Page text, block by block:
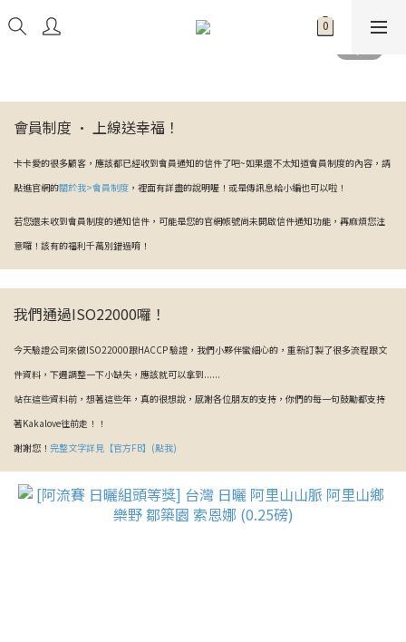
會員制度 · 上線送幸福！
卡卡愛的很多顧客，應該都已經收到會員通知的信件了吧~如果還不太知道會員制度的內容，請
點進官網的關於我>會員制度 ，裡面有詳盡的說明喔！或是傳訊息給小編也可以啦！
若您還未收到會員制度的通知信件，可能是您的官網帳號尚未開啟信件通知功能，再麻煩您注
意囉！該有的福利千萬別錯過唷！
我們通過ISO22000囉！
今天驗證公司來做ISO22000跟HACCP 驗證，我們小夥伴蠻細心的，重新訂製了很多流程跟文
件資料，下週調整一下小缺失，應該就可以拿到......
站在這些資料前，想著這些年，真的很想說，感謝各位朋友的支持，你們的每一句鼓勵都支持
著Kakalove往前走！！
謝謝您！ 完整文字詳見【官方FB】(點我)